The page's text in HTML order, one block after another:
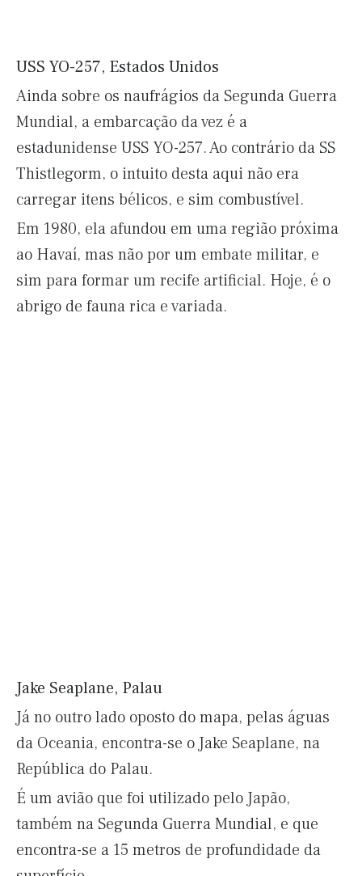
USS YO-257, Estados Unidos
Ainda sobre os naufrágios da Segunda Guerra
Mundial, a embarcação da vez é a
estadunidense USS YO-257. Ao contrário da SS
Thistlegorm, o intuito desta aqui não era
carregar itens bélicos, e sim combustível.
Em 1980, ela afundou em uma região próxima
ao Havaí, mas não por um embate militar, e
sim para formar um recife artificial. Hoje, é o
abrigo de fauna rica e variada.
Jake Seaplane, Palau
Já no outro lado oposto do mapa, pelas águas
da Oceania, encontra-se o Jake Seaplane, na
República do Palau.
É um avião que foi utilizado pelo Japão,
também na Segunda Guerra Mundial, e que
encontra-se a 15 metros de profundidade da